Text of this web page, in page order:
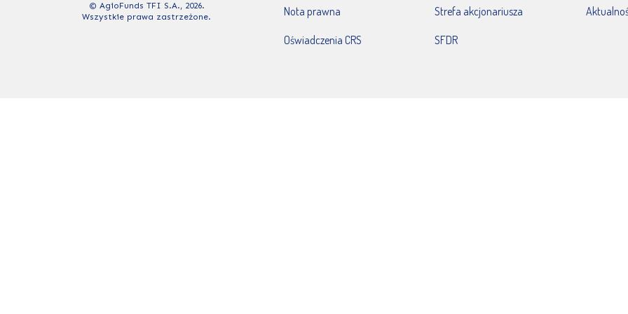
© AgioFunds TFI S.A., 2026.
Wszystkie prawa zastrzeżone.
Nota prawna
Oświadczenia CRS
Strefa akcjonariusza
SFDR